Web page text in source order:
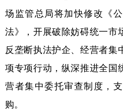
北京 天津
辽宁 吉林
浙江 安徽
场监管总局将加快修改《
法》，开展破除妨碍统一市
反垄断执法护企、经营者集
项专项行动，纵深推进全国
营者集中委托审查制度，
购。